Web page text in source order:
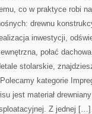
co w praktyce robi
drewnu
inwestycji,
połać
stolarskie,
kategorie
jest materiał
Z jednej […]